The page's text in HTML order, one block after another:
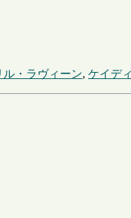
ル・ラヴィーン, ケイデ